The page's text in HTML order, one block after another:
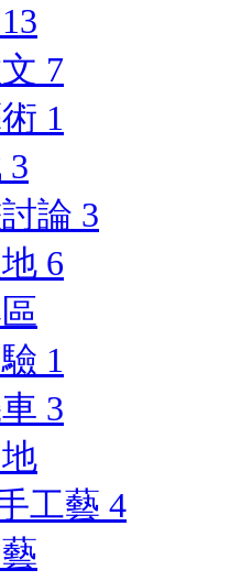
13
7
1
3
論 3
6
1
3
工藝 4